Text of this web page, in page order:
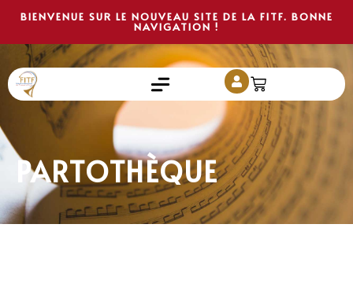
BIENVENUE SUR LE NOUVEAU SITE DE LA FITF. BONNE
NAVIGATION !
PARTOTHÈQUE